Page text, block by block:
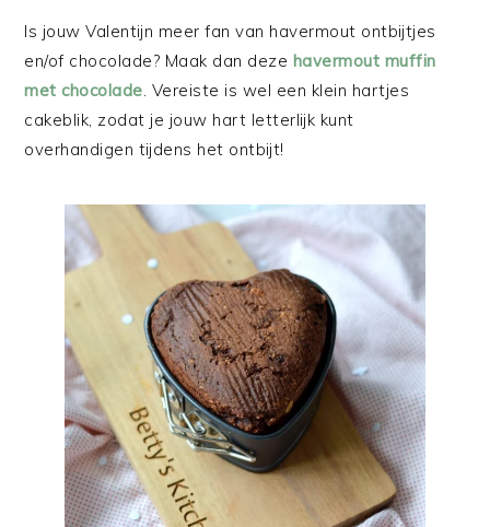
Is jouw Valentijn meer fan van havermout ontbijtjes
en/of chocolade? Maak dan deze havermout muffin
met chocolade. Vereiste is wel een klein hartjes
cakeblik, zodat je jouw hart letterlijk kunt
overhandigen tijdens het ontbijt!